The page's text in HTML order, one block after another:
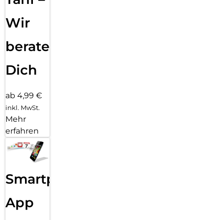
Wir
beraten
Dich
ab 4,99 €
inkl. MwSt.
Mehr
erfahren
Smartphone
App